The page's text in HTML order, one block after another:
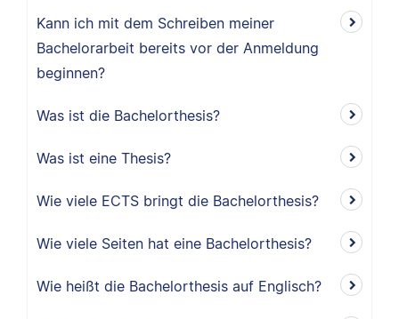
Kann ich mit dem Schreiben meiner
Bachelorarbeit bereits vor der Anmeldung
beginnen?
Was ist die Bachelorthesis?
Was ist eine Thesis?
Wie viele ECTS bringt die Bachelorthesis?
Wie viele Seiten hat eine Bachelorthesis?
Wie heißt die Bachelorthesis auf Englisch?